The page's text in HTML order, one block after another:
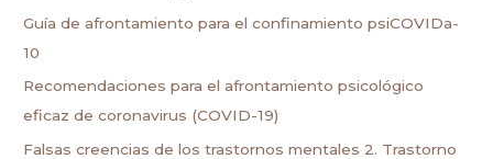
r
p
Guía de afrontamiento para el confinamiento psiCOVIDa-
10
Recomendaciones para el afrontamiento psicológico
eficaz de coronavirus (COVID-19)
Falsas creencias de los trastornos mentales 2. Trastorno